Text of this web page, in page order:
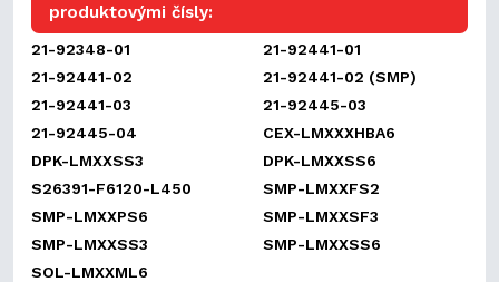
produktovými čísly:
21-92348-01
21-92441-01
21-92441-02
21-92441-02 (SMP)
21-92441-03
21-92445-03
21-92445-04
CEX-LMXXXHBA6
DPK-LMXXSS3
DPK-LMXXSS6
S26391-F6120-L450
SMP-LMXXFS2
SMP-LMXXPS6
SMP-LMXXSF3
SMP-LMXXSS3
SMP-LMXXSS6
SOL-LMXXML6